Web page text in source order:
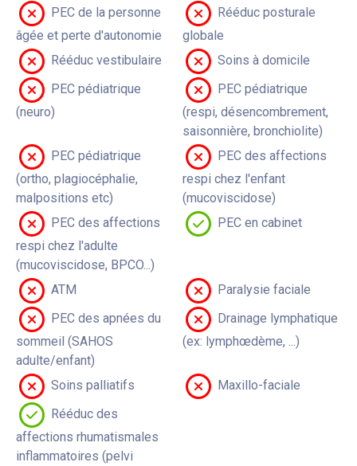
PEC de la personne
âgée et perte d'autonomie
Rééduc posturale
globale
Rééduc vestibulaire
Soins à domicile
PEC pédiatrique
(neuro)
PEC pédiatrique
(respi, désencombrement,
saisonnière, bronchiolite)
PEC pédiatrique
(ortho, plagiocéphalie,
malpositions etc)
PEC des affections
respi chez l'enfant
(mucoviscidose)
PEC des affections
respi chez l'adulte
(mucoviscidose, BPCO...)
PEC en cabinet
ATM
Paralysie faciale
PEC des apnées du
sommeil (SAHOS
adulte/enfant)
Drainage lymphatique
(ex: lymphœdème, ...)
Soins palliatifs
Maxillo-faciale
Rééduc des
affections rhumatismales
inflammatoires (pelvi